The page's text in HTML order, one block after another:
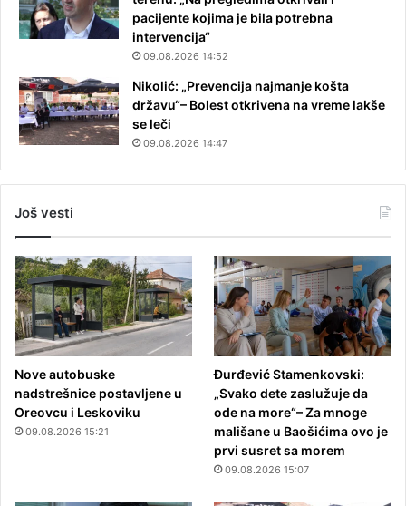
pacijente kojima je bila potrebna
intervencija“
09.08.2026 14:52
Nikolić: „Prevencija najmanje košta
državu“– Bolest otkrivena na vreme lakše
se leči
09.08.2026 14:47
Još vesti
Nove autobuske
nadstrešnice postavljene u
Oreovcu i Leskoviku
09.08.2026 15:21
Đurđević Stamenkovski:
„Svako dete zaslužuje da
ode na more“– Za mnoge
mališane u Baošićima ovo je
prvi susret sa morem
09.08.2026 15:07